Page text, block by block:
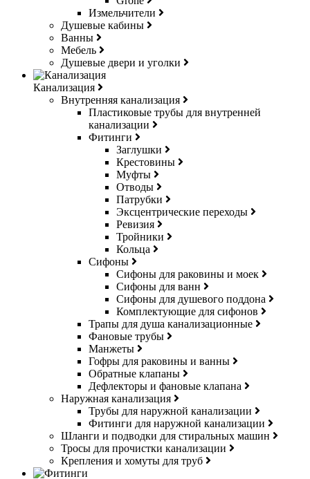
Измельчители
Душевые кабины
Ванны
Мебель
Душевые двери и уголки
Канализация
Внутренняя канализация
Пластиковые трубы для внутренней
канализации
Фитинги
Заглушки
Крестовины
Муфты
Отводы
Патрубки
Эксцентрические переходы
Ревизия
Тройники
Кольца
Сифоны
Сифоны для раковины и моек
Сифоны для ванн
Сифоны для душевого поддона
Комплектующие для сифонов
Трапы для душа канализационные
Фановые трубы
Манжеты
Гофры для раковины и ванны
Обратные клапаны
Дефлекторы и фановые клапана
Наружная канализация
Трубы для наружной канализации
Фитинги для наружной канализации
Шланги и подводки для стиральных машин
Тросы для прочистки канализации
Крепления и хомуты для труб